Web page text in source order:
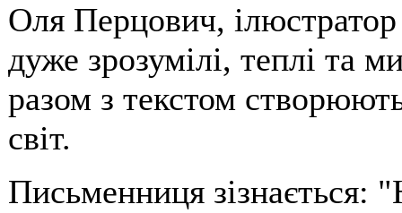
Оля Перцович,
дуже зрозумілі, теплі та
разом з текстом
світ.
Письменниця зізнається: